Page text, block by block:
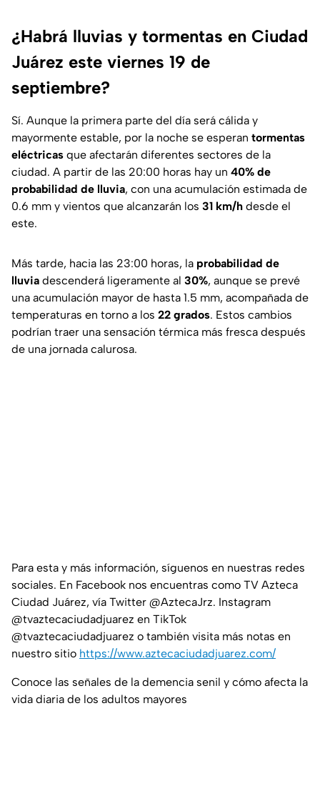
¿Habrá lluvias y tormentas en Ciudad
Juárez este viernes 19 de
septiembre?
Sí. Aunque la primera parte del día será cálida y
mayormente estable, por la noche se esperan tormentas
eléctricas que afectarán diferentes sectores de la
ciudad. A partir de las 20:00 horas hay un 40% de
probabilidad de lluvia, con una acumulación estimada de
0.6 mm y vientos que alcanzarán los 31 km/h desde el
este.
Más tarde, hacia las 23:00 horas, la probabilidad de
lluvia descenderá ligeramente al 30%, aunque se prevé
una acumulación mayor de hasta 1.5 mm, acompañada de
temperaturas en torno a los 22 grados. Estos cambios
podrían traer una sensación térmica más fresca después
de una jornada calurosa.
Para esta y más información, síguenos en nuestras redes
sociales. En Facebook nos encuentras como TV Azteca
Ciudad Juárez, vía Twitter @AztecaJrz. Instagram
@tvaztecaciudadjuarez en TikTok
@tvaztecaciudadjuarez o también visita más notas en
nuestro sitio https://www.aztecaciudadjuarez.com/
Conoce las señales de la demencia senil y cómo afecta la
vida diaria de los adultos mayores